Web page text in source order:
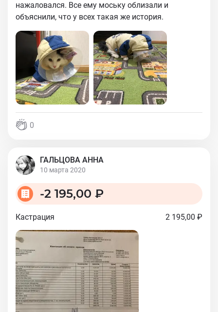
нажаловался. Все ему моську облизали и
объяснили, что у всех такая же история.
0
ГАЛЬЦОВА АННА
10 марта 2020
-2 195,00 ₽
Кастрация 2 195,00 ₽